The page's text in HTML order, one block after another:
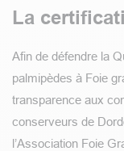
La
Afin de défendre la
palmipèdes à Foie
transparence aux
conserveurs de
l’Association Foie